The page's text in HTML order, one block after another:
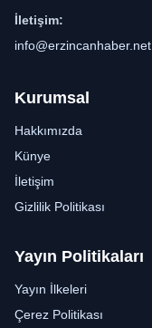
İletişim:
info@erzincanhaber.net
Kurumsal
Hakkımızda
Künye
İletişim
Gizlilik Politikası
Yayın Politikaları
Yayın İlkeleri
Çerez Politikası